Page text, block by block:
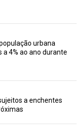
urbana
a 4% ao ano durante
a enchentes